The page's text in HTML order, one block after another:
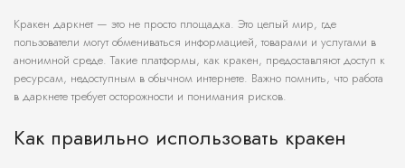
Кракен даркнет — это не просто площадка. Это целый мир, где
пользователи могут обмениваться информацией, товарами и услугами в
анонимной среде. Такие платформы, как кракен, предоставляют доступ к
ресурсам, недоступным в обычном интернете. Важно помнить, что работа
в даркнете требует осторожности и понимания рисков.
Как правильно использовать кракен